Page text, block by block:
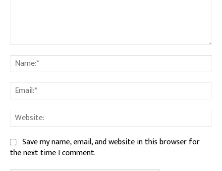
Comment:
Save my name, email, and website in this browser for
the next time I comment.